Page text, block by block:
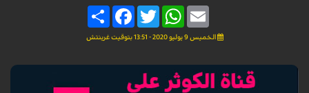
Share
FacebookTwitter
WhatsAppEmail
الخميس 9 يوليو 2020 - 13:51 بتوقيت غرينتش